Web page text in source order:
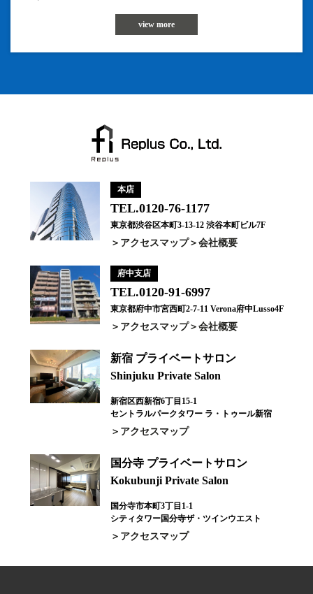
view more
本店
TEL.0120-76-1177
東京都渋谷区本町3-13-12 渋谷本町ビル7F
アクセスマップ 会社概要
府中支店
TEL.0120-91-6997
東京都府中市宮西町2-7-11 Verona府中Lusso4F
アクセスマップ 会社概要
新宿 プライベートサロン
Shinjuku Private Salon
新宿区西新宿6丁目15-1
セントラルパークタワー ラ・トゥール新宿
アクセスマップ
国分寺 プライベートサロン
Kokubunji Private Salon
国分寺市本町3丁目1-1
シティタワー国分寺ザ・ツインウエスト
アクセスマップ